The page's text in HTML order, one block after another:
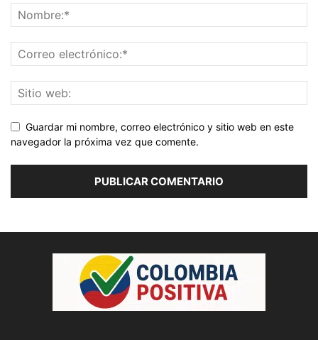
Guardar mi nombre, correo electrónico y sitio web en este
navegador la próxima vez que comente.